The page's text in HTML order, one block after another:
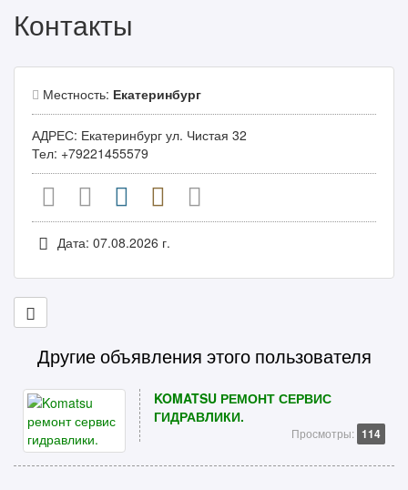
Контакты
Местность: Екатеринбург
АДРЕС: Екатеринбург ул. Чистая 32
Тел: +79221455579
Дата: 07.08.2026 г.
Другие объявления этого пользователя
KOMATSU РЕМОНТ СЕРВИС
ГИДРАВЛИКИ.
Просмотры: 114